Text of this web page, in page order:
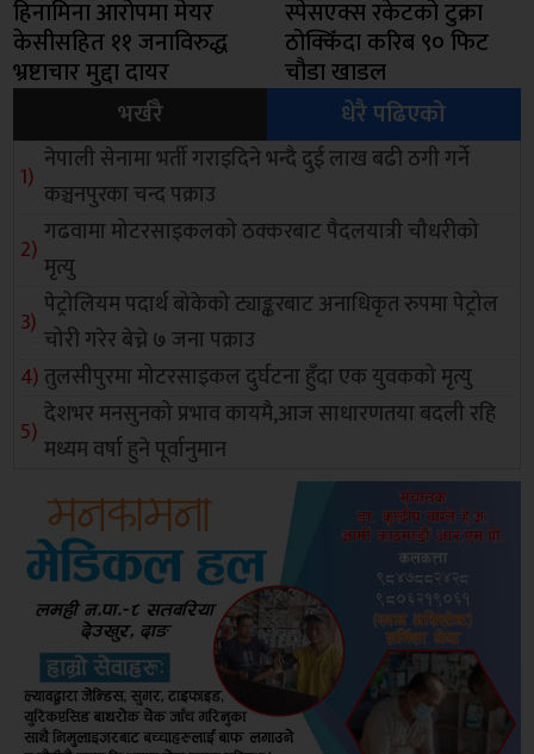
हिनामिना आरोपमा मेयर
केसीसहित ११ जनाविरुद्ध
भ्रष्टाचार मुद्दा दायर
स्पेसएक्स रकेटको टुक्रा
ठोक्किँदा करिब ९० फिट
चौडा खाडल
भर्खरै
धेरै पढिएको
नेपाली सेनामा भर्ती गराइदिने भन्दै दुई लाख बढी ठगी गर्ने
कञ्चनपुरका चन्द पक्राउ
गढवामा मोटरसाइकलको ठक्करबाट पैदलयात्री चौधरीको
मृत्यु
पेट्रोलियम पदार्थ बोकेको ट्याङ्करबाट अनाधिकृत रुपमा पेट्रोल
चोरी गरेर बेच्ने ७ जना पक्राउ
तुलसीपुरमा मोटरसाइकल दुर्घटना हुँदा एक युवकको मृत्यु
देशभर मनसुनको प्रभाव कायमै,आज साधारणतया बदली रहि
मध्यम वर्षा हुने पूर्वानुमान